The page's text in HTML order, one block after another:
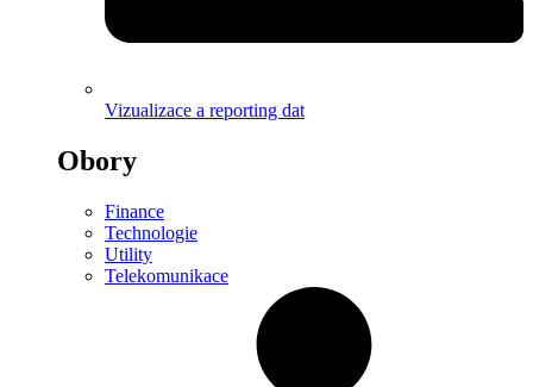
Vizualizace a reporting dat
Obory
Finance
Technologie
Utility
Telekomunikace